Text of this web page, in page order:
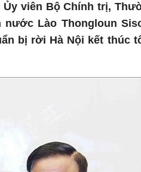
Ủy viên Bộ Chính trị,
Lào Thongloun
bị rời Hà Nội kết thúc